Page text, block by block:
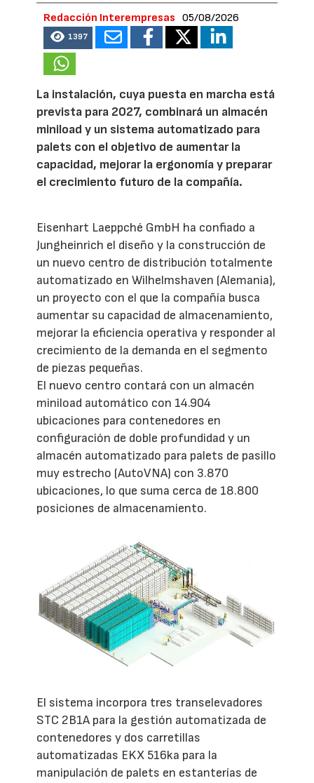
Redacción Interempresas 05/08/2026
1397
La instalación, cuya puesta en marcha está
prevista para 2027, combinará un almacén
miniload y un sistema automatizado para
palets con el objetivo de aumentar la
capacidad, mejorar la ergonomía y preparar
el crecimiento futuro de la compañía.
Eisenhart Laeppché GmbH ha confiado a
Jungheinrich el diseño y la construcción de
un nuevo centro de distribución totalmente
automatizado en Wilhelmshaven (Alemania),
un proyecto con el que la compañía busca
aumentar su capacidad de almacenamiento,
mejorar la eficiencia operativa y responder al
crecimiento de la demanda en el segmento
de piezas pequeñas.
El nuevo centro contará con un almacén
miniload automático con 14.904
ubicaciones para contenedores en
configuración de doble profundidad y un
almacén automatizado para palets de pasillo
muy estrecho (AutoVNA) con 3.870
ubicaciones, lo que suma cerca de 18.800
posiciones de almacenamiento.
El sistema incorpora tres transelevadores
STC 2B1A para la gestión automatizada de
contenedores y dos carretillas
automatizadas EKX 516ka para la
manipulación de palets en estanterías de